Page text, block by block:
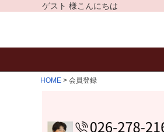
ゲスト 様こんにちは
HOME 会員登録